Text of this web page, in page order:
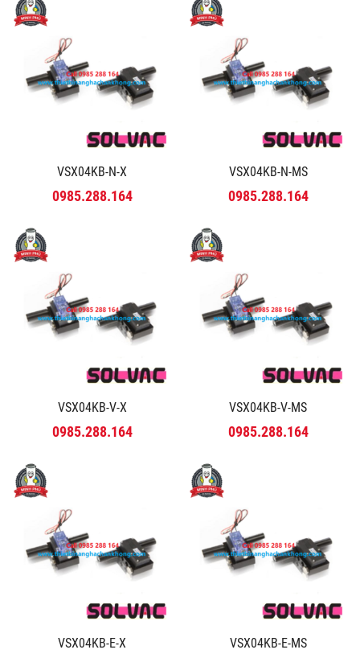
VSX04KB-N-X
0985.288.164
VSX04KB-N-MS
0985.288.164
VSX04KB-V-X
0985.288.164
VSX04KB-V-MS
0985.288.164
VSX04KB-E-X VSX04KB-E-MS